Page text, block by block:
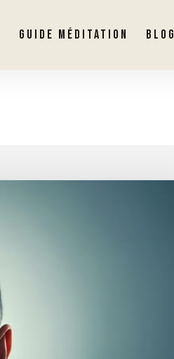
GUIDE MÉDITATION BLOG